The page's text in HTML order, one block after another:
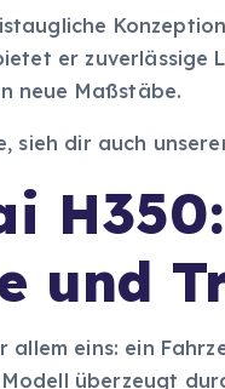
er zuverlässige
neue Maßstäbe.
sieh dir auch
und
eins: ein
überzeugt